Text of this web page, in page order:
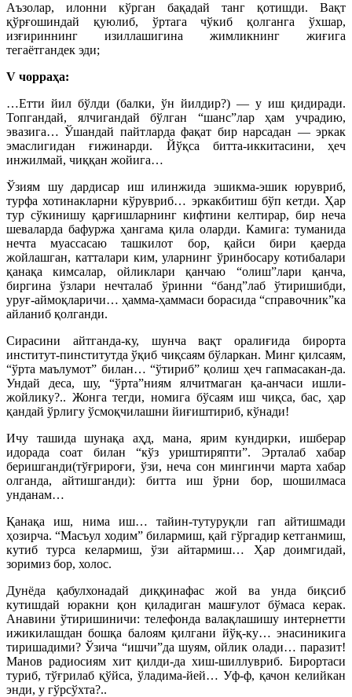
Аъзолар, илонни кўрган бақадай танг қотишди. Вақт
қўрғошиндай қуюлиб, ўртага чўкиб қолганга ўхшар,
изғириннинг изиллашигина жимликнинг жиғига
тегаётгандек эди;
V чорраҳа:
…Етти йил бўлди (балки, ўн йилдир?) — у иш қидиради.
Топгандай, ялчигандай бўлган “шанс”лар ҳам учрадию,
эвазига… Ўшандай пайтларда фақат бир нарсадан — эркак
эмаслигидан ғижинарди. Йўқса битта-иккитасини, ҳеч
инжилмай, чиққан жойига…
Ўзиям шу дардисар иш илинжида эшикма-эшик юрувриб,
турфа хотинакларни кўрувриб… эркакбитиш бўп кетди. Ҳар
тур сўкинишу қарғишларнинг кифтини келтирар, бир неча
шеваларда бафуржа ҳангама қила оларди. Камига: туманида
нечта муассасаю ташкилот бор, қайси бири қаерда
жойлашган, катталари ким, уларнинг ўринбосару котибалари
қанақа кимсалар, ойликлари қанчаю “олиш”лари қанча,
биргина ўзлари нечталаб ўринни “банд”лаб ўтиришибди,
уруғ-аймоқларичи… ҳамма-ҳаммаси борасида “справочник”ка
айланиб қолганди.
Сирасини айтганда-ку, шунча вақт оралиғида бирорта
институт-пинститутда ўқиб чиқсаям бўларкан. Минг қилсаям,
“ўрта маълумот” билан… “ўтириб” қолиш ҳеч гапмасакан-да.
Ундай деса, шу, “ўрта”ниям ялчитмаган қа-анчаси ишли-
жойлику?.. Жонга тегди, номига бўсаям иш чиқса, бас, ҳар
қандай ўрлигу ўсмоқчилашни йиғиштириб, кўнади!
Ичу ташида шунақа аҳд, мана, ярим кундирки, ишберар
идорада соат билан “кўз уриштиряпти”. Эрталаб хабар
беришганди(тўғрироғи, ўзи, неча сон мингинчи марта хабар
олганда, айтишганди): битта иш ўрни бор, шошилмаса
унданам…
Қанақа иш, нима иш… тайин-тутуруқли гап айтишмади
ҳозирча. “Масъул ходим” билармиш, қай гўргадир кетганмиш,
кутиб турса келармиш, ўзи айтармиш… Ҳар доимгидай,
зоримиз бор, холос.
Дунёда қабулхонадай диққинафас жой ва унда биқсиб
кутишдай юракни қон қиладиган машғулот бўмаса керак.
Анавини ўтиришиничи: телефонда валақлашишу интернетти
ижикилашдан бошқа балоям қилгани йўқ-ку… энасиникига
тиришадими? Ўзича “ишчи”да шуям, ойлик олади… паразит!
Манов радиосиям хит қилди-да хиш-шиллувриб. Бирортаси
туриб, тўғрилаб қўйса, ўладима-йей… Уф-ф, қачон келийкан
энди, у гўрсўхта?..